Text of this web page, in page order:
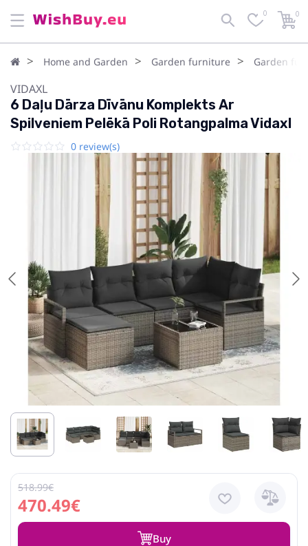
0 0
Home and Garden Garden furniture Garden
VIDAXL
6 Daļu Dārza Dīvānu Komplekts Ar
Spilveniem Pelēkā Poli Rotangpalma Vidaxl
0 review(s)
470.49€
518.99€
Buy